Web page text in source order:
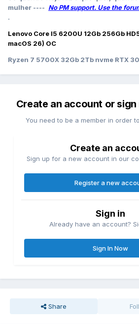
mulher ---- No PM support. Use the
.
Lenovo Core I5 6200U 12Gb 256Gb
macOS 26) OC
Ryzen 7 5700X 32Gb 2Tb nvme RTX
Create an account or
You need to be a member in order
Create an
Sign up for a new account in our
Register a new
Sign in
Already have an account?
Sign In Now
Share